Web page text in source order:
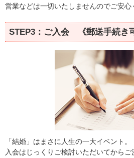
営業などは一切いたしませんのでご安心
STEP3：ご入会 《郵送手続き
「結婚」はまさに人生の一大イベント。
入会はじっくりご検討いただいてから